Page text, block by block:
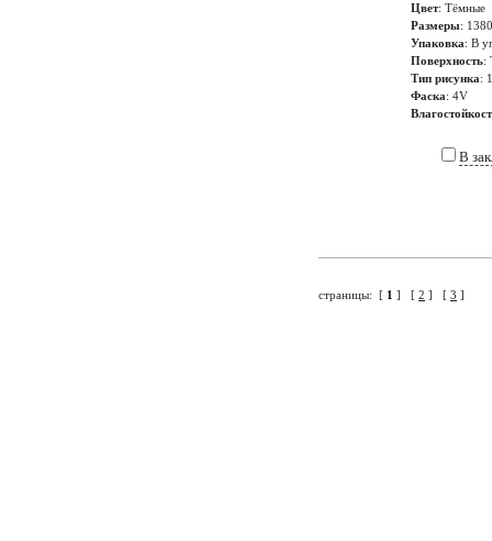
Цвет: Тёмные
Размеры:
Упаковка: В
Поверхность:
Тип рисунка:
Фаска: 4V
В
страницы: [ 1 ] [ 2 ] [ 3 ]